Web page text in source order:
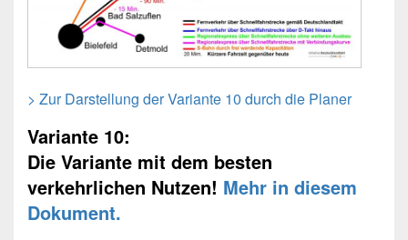
> Zur Darstellung der Variante 10 durch die Planer
Variante 10:
Die Variante mit dem besten
verkehrlichen Nutzen! Mehr in diesem
Dokument.